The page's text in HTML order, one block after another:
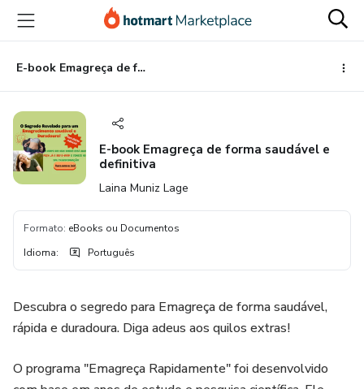
para
conteúdo
principal
para
pagamento
para
rodapé
E-book Emagreça de forma saudável e definitiva
E-book Emagreça de forma saudável e
definitiva
Laina Muniz Lage
Formato: eBooks ou Documentos
Idioma: Português
Descubra o segredo para Emagreça de forma saudável,
rápida e duradoura. Diga adeus aos quilos extras!
O programa "Emagreça Rapidamente" foi desenvolvido